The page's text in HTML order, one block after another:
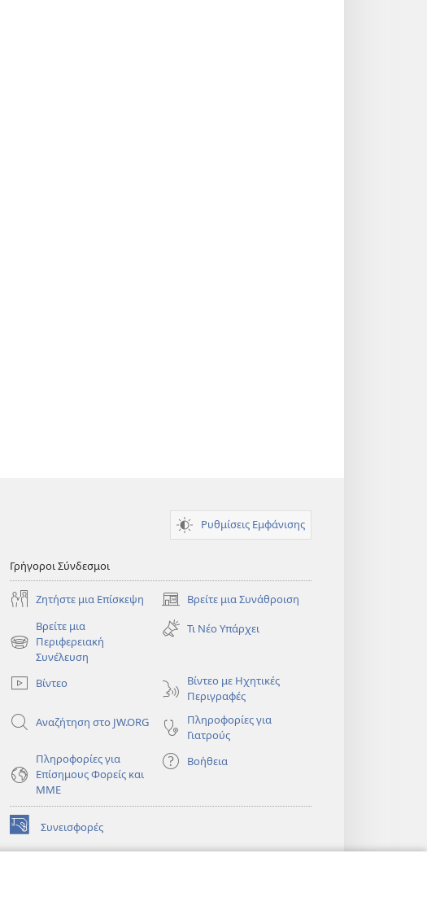
Ρυθμίσεις Εμφάνισης
Γρήγοροι Σύνδεσμοι
Ζητήστε μια Επίσκεψη Βρείτε μια Συνάθροιση
(ανοίγει
νέο
παράθυρο)
Βρείτε μια
Περιφερειακή
Συνέλευση
(ανοίγει
παράθυρο)
Τι Νέο Υπάρχει
Βίντεο
Βίντεο με Ηχητικές
Περιγραφές
Αναζήτηση στο JW.ORG
Πληροφορίες για
Γιατρούς
Πληροφορίες για
Επίσημους Φορείς και
ΜΜΕ
Βοήθεια
Συνεισφορές
(ανοίγει
νέο